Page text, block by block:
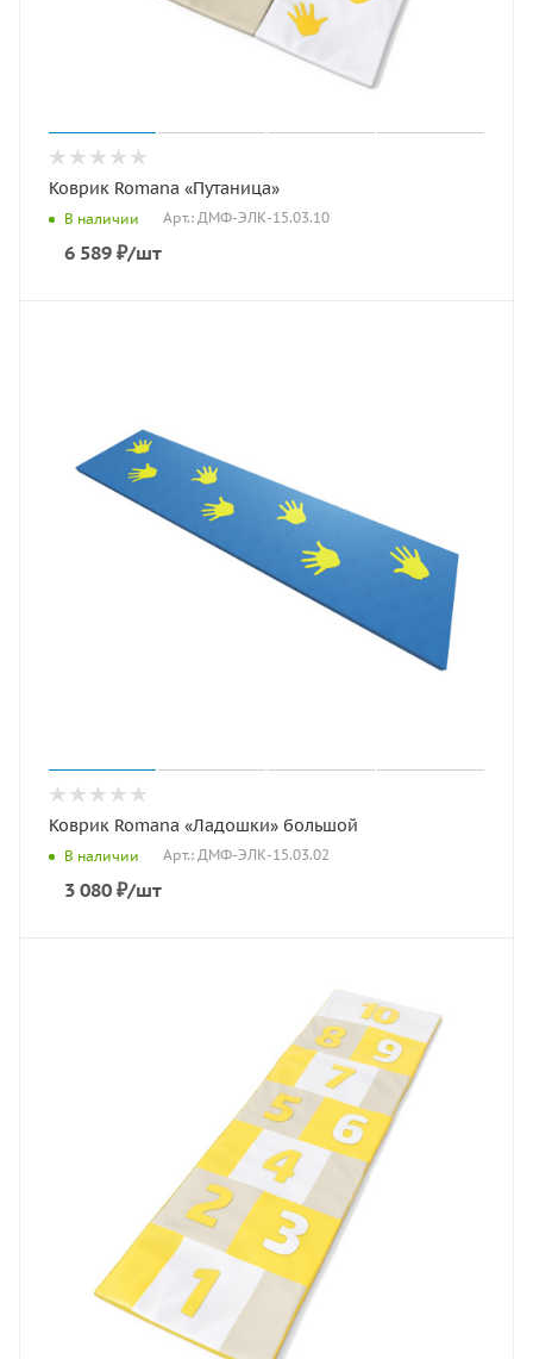
Коврик Romana «Путаница»
В наличии Арт.: ДМФ-ЭЛК-15.03.10
6 589 ₽/шт
Коврик Romana «Ладошки» большой
В наличии Арт.: ДМФ-ЭЛК-15.03.02
3 080 ₽/шт